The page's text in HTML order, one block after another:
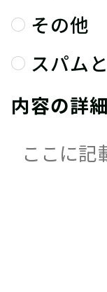
その他
スパム
内容の詳細